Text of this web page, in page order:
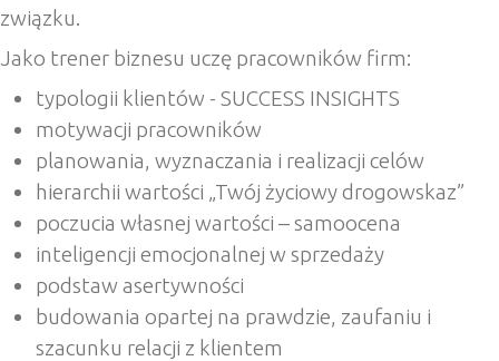
związku.
Jako trener biznesu uczę pracowników firm:
typologii klientów - SUCCESS INSIGHTS
motywacji pracowników
planowania, wyznaczania i realizacji celów
hierarchii wartości „Twój życiowy drogowskaz”
poczucia własnej wartości – samoocena
inteligencji emocjonalnej w sprzedaży
podstaw asertywności
budowania opartej na prawdzie, zaufaniu i
szacunku relacji z klientem